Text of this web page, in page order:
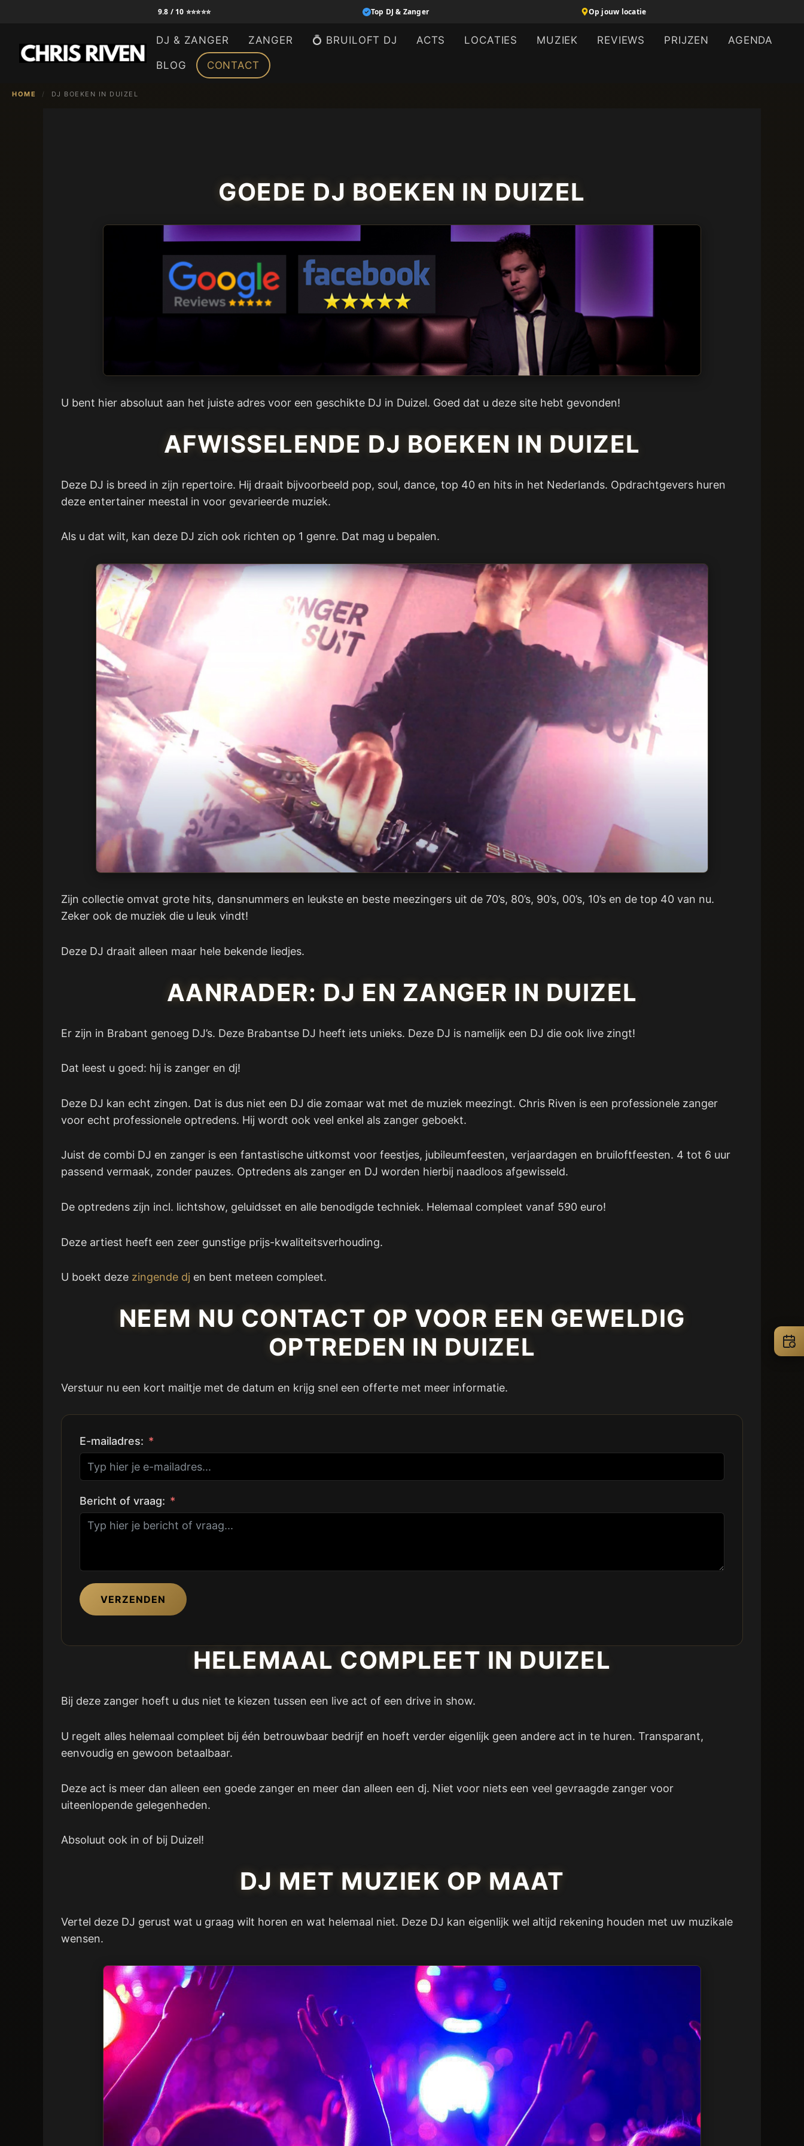
inhoud
9.8 / 10 ⭐⭐⭐⭐⭐ Top DJ & Zanger Op jouw locatie
DJ & ZANGER ZANGER 💍 BRUILOFT DJ ACTS LOCATIES MUZIEK REVIEWS PRIJZEN AGENDA
BLOG CONTACT
HOME / DJ BOEKEN IN DUIZEL
GOEDE DJ BOEKEN IN DUIZEL
U bent hier absoluut aan het juiste adres voor een geschikte DJ in Duizel. Goed dat u deze site hebt gevonden!
AFWISSELENDE DJ BOEKEN IN DUIZEL
Deze DJ is breed in zijn repertoire. Hij draait bijvoorbeeld pop, soul, dance, top 40 en hits in het Nederlands. Opdrachtgevers huren
deze entertainer meestal in voor gevarieerde muziek.
Als u dat wilt, kan deze DJ zich ook richten op 1 genre. Dat mag u bepalen.
Zijn collectie omvat grote hits, dansnummers en leukste en beste meezingers uit de 70’s, 80’s, 90’s, 00’s, 10’s en de top 40 van nu.
Zeker ook de muziek die u leuk vindt!
Deze DJ draait alleen maar hele bekende liedjes.
AANRADER: DJ EN ZANGER IN DUIZEL
Er zijn in Brabant genoeg DJ’s. Deze Brabantse DJ heeft iets unieks. Deze DJ is namelijk een DJ die ook live zingt!
Dat leest u goed: hij is zanger en dj!
Deze DJ kan echt zingen. Dat is dus niet een DJ die zomaar wat met de muziek meezingt. Chris Riven is een professionele zanger
voor echt professionele optredens. Hij wordt ook veel enkel als zanger geboekt.
Juist de combi DJ en zanger is een fantastische uitkomst voor feestjes, jubileumfeesten, verjaardagen en bruiloftfeesten. 4 tot 6 uur
passend vermaak, zonder pauzes. Optredens als zanger en DJ worden hierbij naadloos afgewisseld.
De optredens zijn incl. lichtshow, geluidsset en alle benodigde techniek. Helemaal compleet vanaf 590 euro!
Deze artiest heeft een zeer gunstige prijs-kwaliteitsverhouding.
U boekt deze zingende dj en bent meteen compleet.
NEEM NU CONTACT OP VOOR EEN GEWELDIG
OPTREDEN IN DUIZEL
Verstuur nu een kort mailtje met de datum en krijg snel een offerte met meer informatie.
E-mailadres:
Bericht of vraag:
VERZENDEN
HELEMAAL COMPLEET IN DUIZEL
Bij deze zanger hoeft u dus niet te kiezen tussen een live act of een drive in show.
U regelt alles helemaal compleet bij één betrouwbaar bedrijf en hoeft verder eigenlijk geen andere act in te huren. Transparant,
eenvoudig en gewoon betaalbaar.
Deze act is meer dan alleen een goede zanger en meer dan alleen een dj. Niet voor niets een veel gevraagde zanger voor
uiteenlopende gelegenheden.
Absoluut ook in of bij Duizel!
DJ MET MUZIEK OP MAAT
Vertel deze DJ gerust wat u graag wilt horen en wat helemaal niet. Deze DJ kan eigenlijk wel altijd rekening houden met uw muzikale
wensen.